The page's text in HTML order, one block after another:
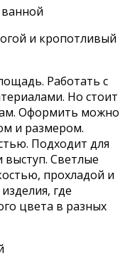
и кропотливый
Работать с
Но стоит
Оформить можно
и размером.
Подходит для
выступ. Светлые
прохладой и
где
цвета в разных